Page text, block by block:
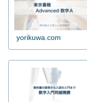
yorikuwa.com